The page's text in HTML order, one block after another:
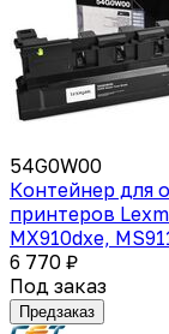
54G0W00
Контейнер для
принтеров
MX910dxe,
6 770 ₽
Под заказ
Предзаказ